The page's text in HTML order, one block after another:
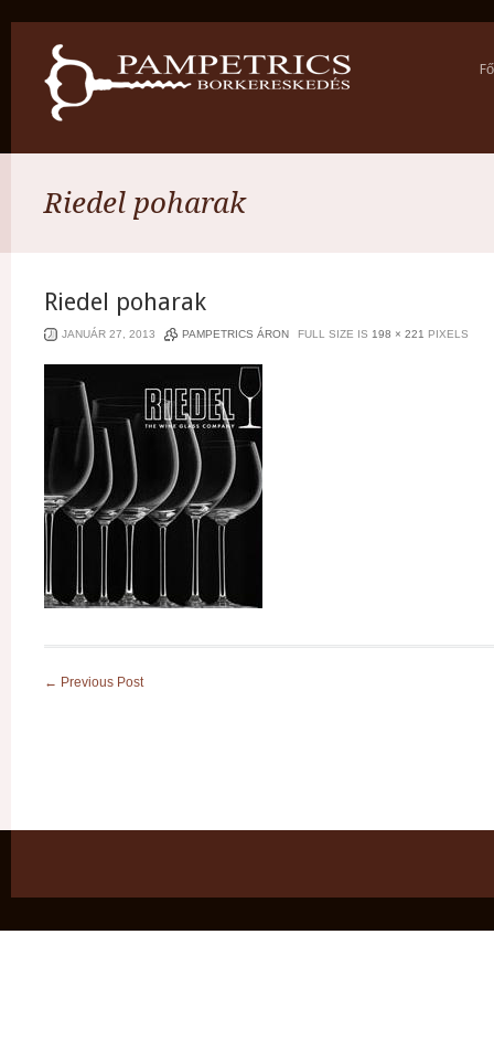
Riedel poharak
Riedel poharak
JANUÁR 27, 2013 PAMPETRICS ÁRON FULL SIZE IS 198 × 221 PIXELS
← Previous Post